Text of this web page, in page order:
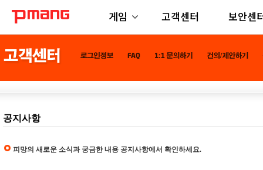
게임 고객센터 보안센
공지사항
피망의 새로운 소식과 궁금한 내용 공지사항에서 확인하세요.